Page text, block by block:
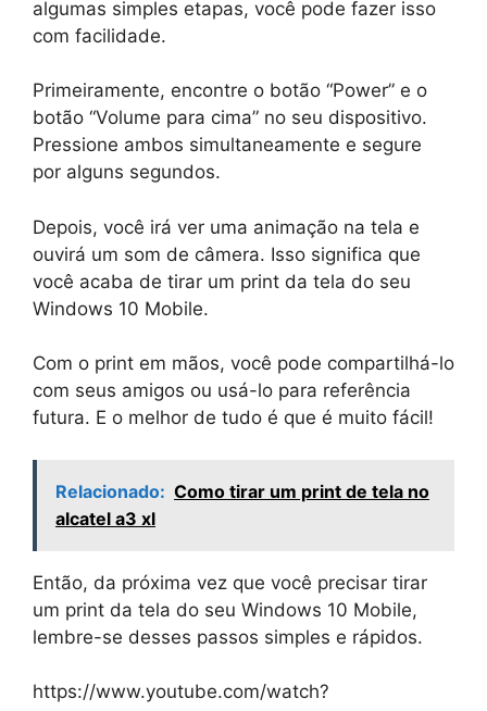
algumas simples etapas, você pode fazer isso
com facilidade.
Primeiramente, encontre o botão “Power” e o
botão “Volume para cima” no seu dispositivo.
Pressione ambos simultaneamente e segure
por alguns segundos.
Depois, você irá ver uma animação na tela e
ouvirá um som de câmera. Isso significa que
você acaba de tirar um print da tela do seu
Windows 10 Mobile.
Com o print em mãos, você pode compartilhá-lo
com seus amigos ou usá-lo para referência
futura. E o melhor de tudo é que é muito fácil!
Relacionado: Como tirar um print de tela no
alcatel a3 xl
Então, da próxima vez que você precisar tirar
um print da tela do seu Windows 10 Mobile,
lembre-se desses passos simples e rápidos.
https://www.youtube.com/watch?